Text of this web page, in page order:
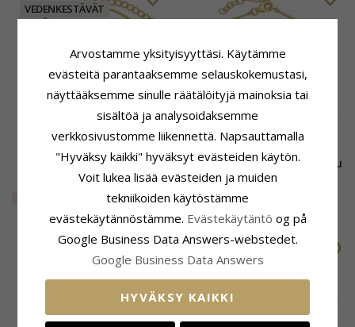
VEDENKESTÄVÄT
rannekoru kullattu teräs -
OCEANA
CHANTI hinta 32,-
25% 25,-
Sydän päivänkakkara
vaaleanpunainen rannekoru
kullattua hopeaa - Maggie
CHANTI hinta
VEDENKESTÄVÄT
Arvostamme yksityisyyttäsi. Käytämme
evästeitä parantaaksemme selauskokemustasi,
näyttääksemme sinulle räätälöityjä mainoksia tai
sisältöä ja analysoidaksemme
verkkosivustomme liikennettä. Napsauttamalla
"Hyväksy kaikki" hyväksyt evästeiden käytön.
Voit lukea lisää evästeiden ja muiden
tekniikoiden käytöstämme
evästekäytännöstämme. Evästekäytäntö og på
Google Business Data Answers-webstedet.
Google Business Data Answers
HYVÄKSY KAIKKI